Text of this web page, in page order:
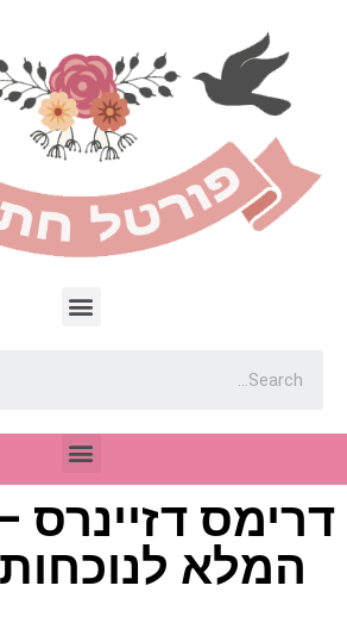
דרימס דזיינרס
המלא